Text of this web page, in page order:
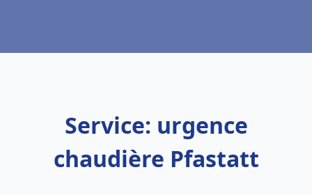
Service: urgence
chaudière Pfastatt